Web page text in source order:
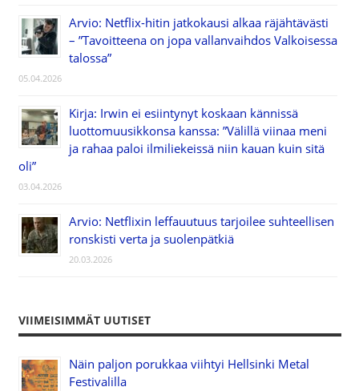
Arvio: Netflix-hitin jatkokausi alkaa räjähtävästi
– ”Tavoitteena on jopa vallanvaihdos Valkoisessa
talossa”
05.04.2026
Kirja: Irwin ei esiintynyt koskaan kännissä
luottomuusikkonsa kanssa: ”Välillä viinaa meni
ja rahaa paloi ilmiliekeissä niin kauan kuin sitä
oli”
03.04.2026
Arvio: Netflixin leffauutuus tarjoilee suhteellisen
ronskisti verta ja suolenpätkiä
20.03.2026
VIIMEISIMMÄT UUTISET
Näin paljon porukkaa viihtyi Hellsinki Metal
Festivalilla